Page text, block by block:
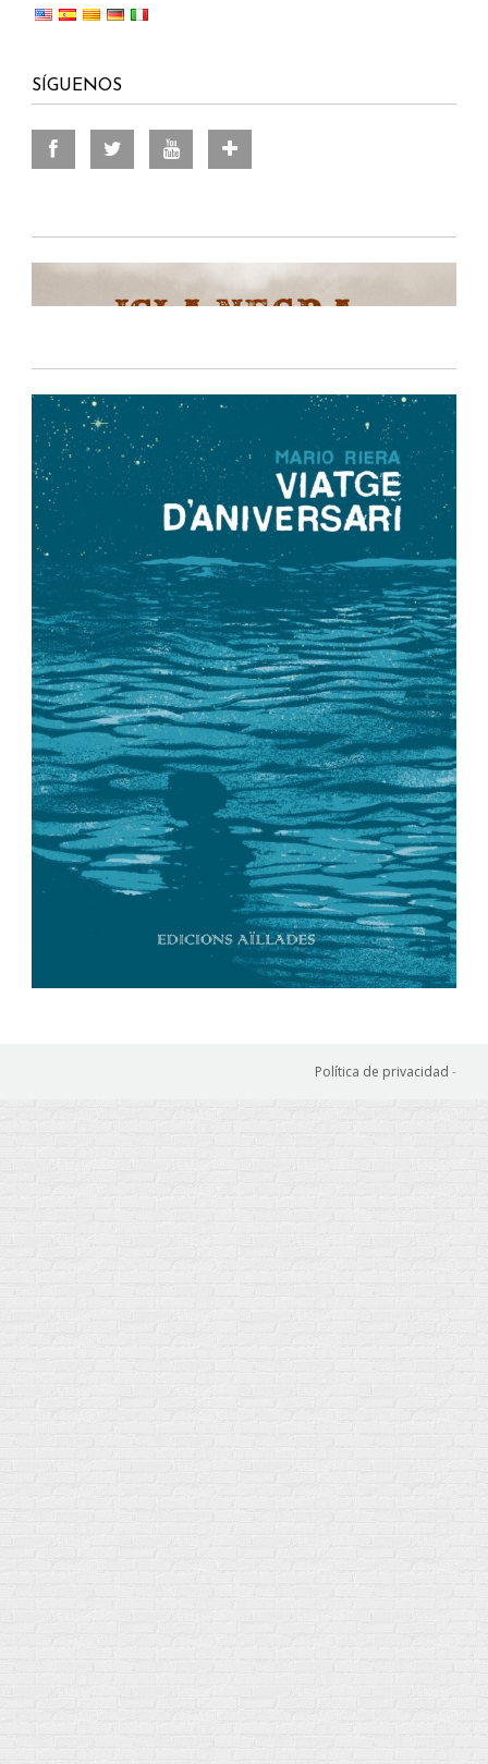
SÍGUENOS
Política de privacidad -